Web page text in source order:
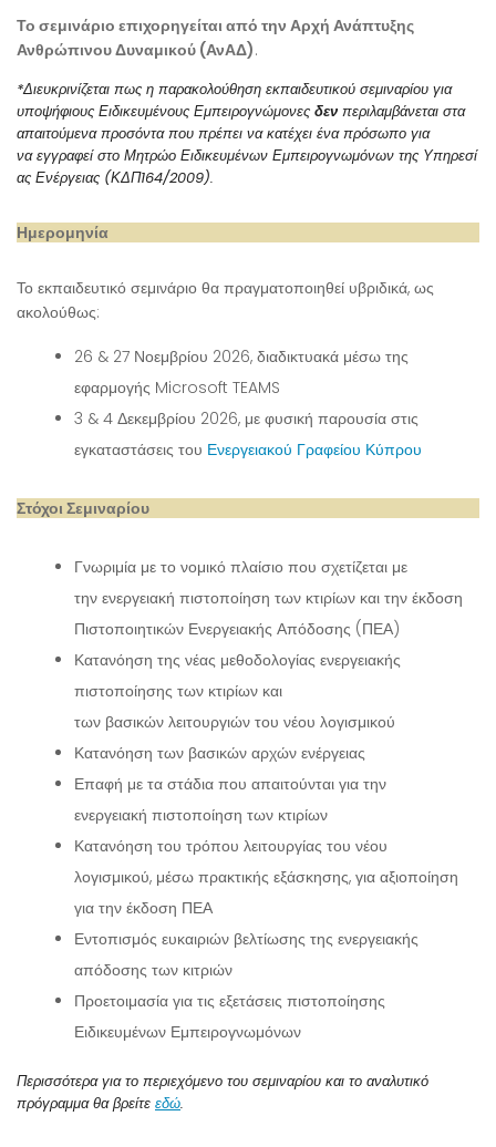
Το σεμινάριο επιχορηγείται από την Αρχή Ανάπτυξης
Ανθρώπινου Δυναμικού (ΑνΑΔ).
*Διευκρινίζεται πως η παρακολούθηση εκπαιδευτικού σεμιναρίου για
υποψήφιους Ειδικευμένους Εμπειρογνώμονες δεν περιλαμβάνεται στα
απαιτούμενα προσόντα που πρέπει να κατέχει ένα πρόσωπο για
να εγγραφεί στο Μητρώο Ειδικευμένων Εμπειρογνωμόνων της Υπηρεσί
ας Ενέργειας (ΚΔΠ164/2009).
Ημερομηνία
Το εκπαιδευτικό σεμινάριο θα πραγματοποιηθεί υβριδικά, ως
ακολούθως:
26 & 27 Νοεμβρίου 2026, διαδικτυακά μέσω της
εφαρμογής Microsoft TEAMS
3 & 4 Δεκεμβρίου 2026, με φυσική παρουσία στις
εγκαταστάσεις του Ενεργειακού Γραφείου Κύπρου
Στόχοι Σεμιναρίου
Γνωριμία με το νομικό πλαίσιο που σχετίζεται με
την ενεργειακή πιστοποίηση των κτιρίων και την έκδοση
Πιστοποιητικών Ενεργειακής Απόδοσης (ΠΕΑ)
Κατανόηση της νέας μεθοδολογίας ενεργειακής
πιστοποίησης των κτιρίων και
των βασικών λειτουργιών του νέου λογισμικού
Κατανόηση των βασικών αρχών ενέργειας
Επαφή με τα στάδια που απαιτούνται για την
ενεργειακή πιστοποίηση των κτιρίων
Κατανόηση του τρόπου λειτουργίας του νέου
λογισμικού, μέσω πρακτικής εξάσκησης, για αξιοποίηση
για την έκδοση ΠΕΑ
Εντοπισμός ευκαιριών βελτίωσης της ενεργειακής
απόδοσης των κιτριών
Προετοιμασία για τις εξετάσεις πιστοποίησης
Ειδικευμένων Εμπειρογνωμόνων
Περισσότερα για το περιεχόμενο του σεμιναρίου και το αναλυτικό
πρόγραμμα θα βρείτε εδώ.